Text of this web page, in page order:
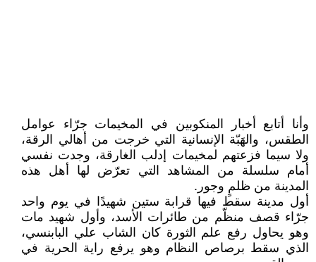
وأنا أتابع أخبار المنكوبين في المخيمات جرّاء عوامل
الطقس، والهَبّة الإنسانية التي خرجت من أهالي الرقة،
ولا سيما فزعتهم لمخيمات إدلب الغارقة، وجدت نفسي
أمام سلسلة من المشاهد التي تعرّض لها أهل هذه
المدينة من ظلمٍ وجور.
أول مدينة سقط فيها قرابة ستين شهيدًا في يوم واحد
جرّاء قصف منظّم من طائرات الأسد، وأول شهيد مات
وهو يحاول رفع علم الثورة كان الشاب علي البابنسي،
الذي سقط برصاص النظام وهو يرفع راية الحرية في